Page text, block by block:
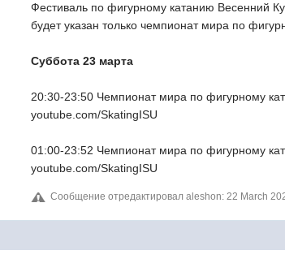
Фестиваль по фигурному катанию Весенний
будет указан только чемпионат мира по
Суббота 23 марта
20:30-23:50 Чемпионат мира по фигурному
youtube.com/SkatingISU
01:00-23:52 Чемпионат мира по фигурному
youtube.com/SkatingISU
Сообщение отредактировал aleshon: 22 March